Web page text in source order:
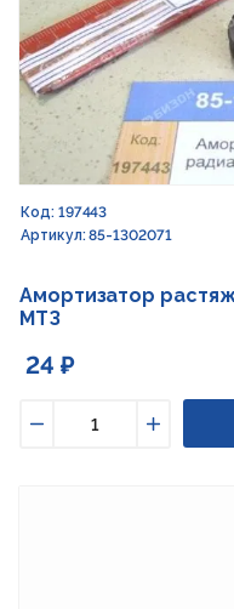
Код: 197443
Артикул: 85-1302071
Амортизатор
МТЗ
24 ₽